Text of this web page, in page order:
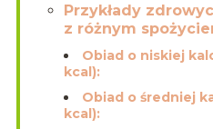
Przykłady
z różnym
Obiad o niskiej
kcal):
Obiad o średniej
kcal):